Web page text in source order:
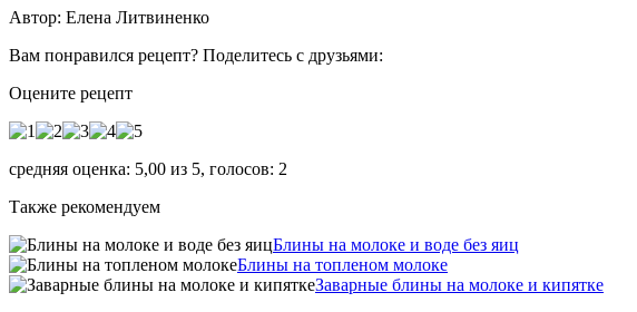
Автор: Елена Литвиненко
Вам понравился рецепт? Поделитесь с друзьями:
Оцените рецепт
средняя оценка: 5,00 из 5, голосов: 2
Также рекомендуем
Блины на молоке и воде без яиц
Блины на топленом молоке
Заварные блины на молоке и кипятке